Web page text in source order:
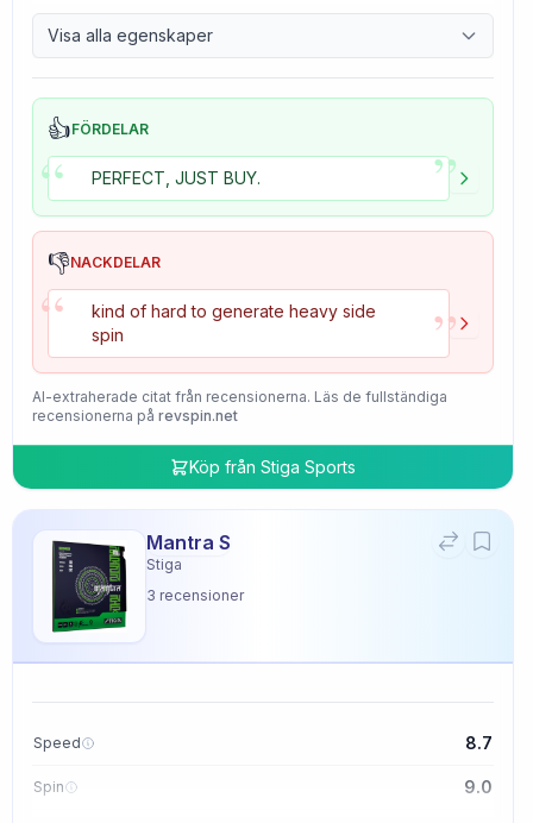
Control 9.7
Tackiness 4.7
Visa alla egenskaper
👍FÖRDELAR
“ PERFECT, JUST BUY. ”
👎NACKDELAR
“
kind of hard to generate heavy side
spin
”
AI-extraherade citat från recensionerna. Läs de fullständiga
recensionerna på revspin.net
Köp från Stiga Sports
Mantra S
Stiga
3 recensioner
Speed 8.7
Spin 9.0